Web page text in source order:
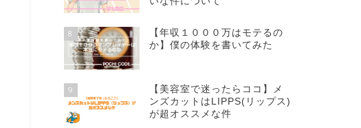
8
【年収１０００万はモテるの
か】僕の体験を書いてみた
9
【美容室で迷ったらココ】メ
ンズカットはLIPPS(リップス)
が超オススメな件